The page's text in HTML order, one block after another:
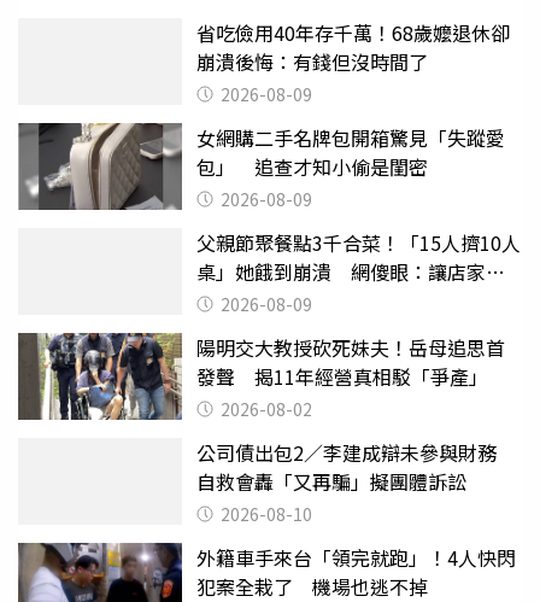
省吃儉用40年存千萬！68歲嬤退休卻
崩潰後悔：有錢但沒時間了
2026-08-09
女網購二手名牌包開箱驚見「失蹤愛
包」 追查才知小偷是閨密
2026-08-09
父親節聚餐點3千合菜！「15人擠10人
桌」她餓到崩潰 網傻眼：讓店家看
笑話2026-08-09
陽明交大教授砍死妹夫！岳母追思首
發聲 揭11年經營真相駁「爭產」
2026-08-02
公司債出包2／李建成辯未參與財務
自救會轟「又再騙」擬團體訴訟
2026-08-10
外籍車手來台「領完就跑」！4人快閃
犯案全栽了 機場也逃不掉